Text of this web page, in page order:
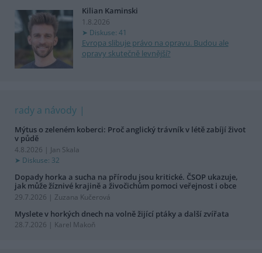
Kilian Kaminski
1.8.2026
Diskuse: 41
Evropa slibuje právo na opravu. Budou ale
opravy skutečně levnější?
rady a návody
Mýtus o zeleném koberci: Proč anglický trávník v létě zabíjí život
v půdě
4.8.2026 | Jan Skala
Diskuse: 32
Dopady horka a sucha na přírodu jsou kritické. ČSOP ukazuje,
jak může žíznivé krajině a živočichům pomoci veřejnost i obce
29.7.2026 | Zuzana Kučerová
Myslete v horkých dnech na volně žijící ptáky a další zvířata
28.7.2026 | Karel Makoň